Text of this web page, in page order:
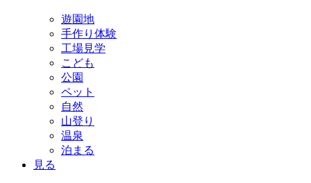
遊園地
手作り体験
工場見学
こども
公園
ペット
自然
山登り
温泉
泊まる
見る